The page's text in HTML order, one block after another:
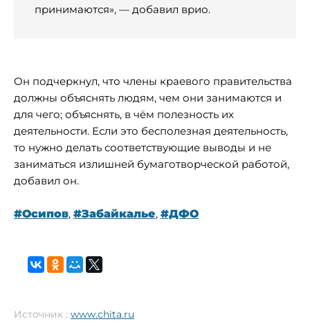
принимаются», — добавил врио.
Он подчеркнул, что члены краевого правительства
должны объяснять людям, чем они занимаются и
для чего; объяснять, в чём полезность их
деятельности. Если это бесполезная деятельность,
то нужно делать соответствующие выводы и не
заниматься излишней бумаготворческой работой,
добавил он.
#Осипов, #Забайкалье, #ДФО
Источник : www.chita.ru